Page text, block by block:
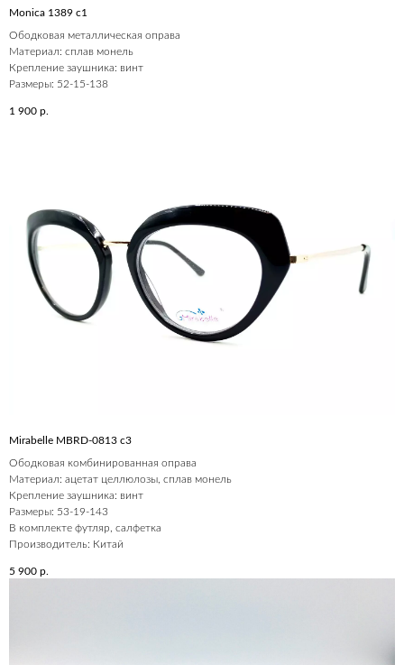
Monica 1389 c1
Ободковая металлическая оправа
Материал: сплав монель
Крепление заушника: винт
Размеры: 52-15-138
1 900 р.
Mirabelle MBRD-0813 c3
Ободковая комбинированная оправа
Материал: ацетат целлюлозы, сплав монель
Крепление заушника: винт
Размеры: 53-19-143
В комплекте футляр, салфетка
Производитель: Китай
5 900 р.